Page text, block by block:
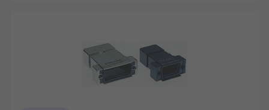
ステムでは、振動や湿度の変化が頻繁に起こる環境
下でコネクタの緩みを防ぐ必要があります。D-sub
バックシェルはケーブルを確実にクランプし、外部
ストレスからの影響を最小限に抑える構造になって